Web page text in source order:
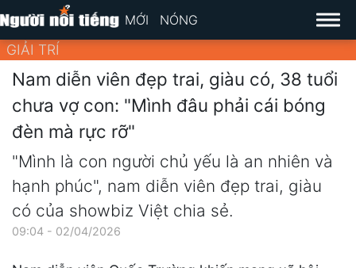
MỚI NÓNG
GIẢI TRÍ
Nam diễn viên đẹp trai, giàu có, 38 tuổi
chưa vợ con: "Mình đâu phải cái bóng
đèn mà rực rỡ"
"Mình là con người chủ yếu là an nhiên và
hạnh phúc", nam diễn viên đẹp trai, giàu
có của showbiz Việt chia sẻ.
09:04 - 02/04/2026